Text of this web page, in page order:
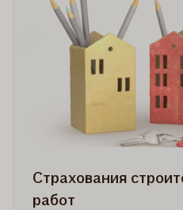
Cтрахования
работ